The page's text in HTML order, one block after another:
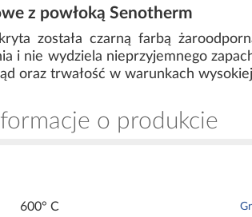
z powłoką Senotherm
została czarną farbą
i nie wydziela nieprzyjemnego
oraz trwałość w warunkach
o produkcie
600° C